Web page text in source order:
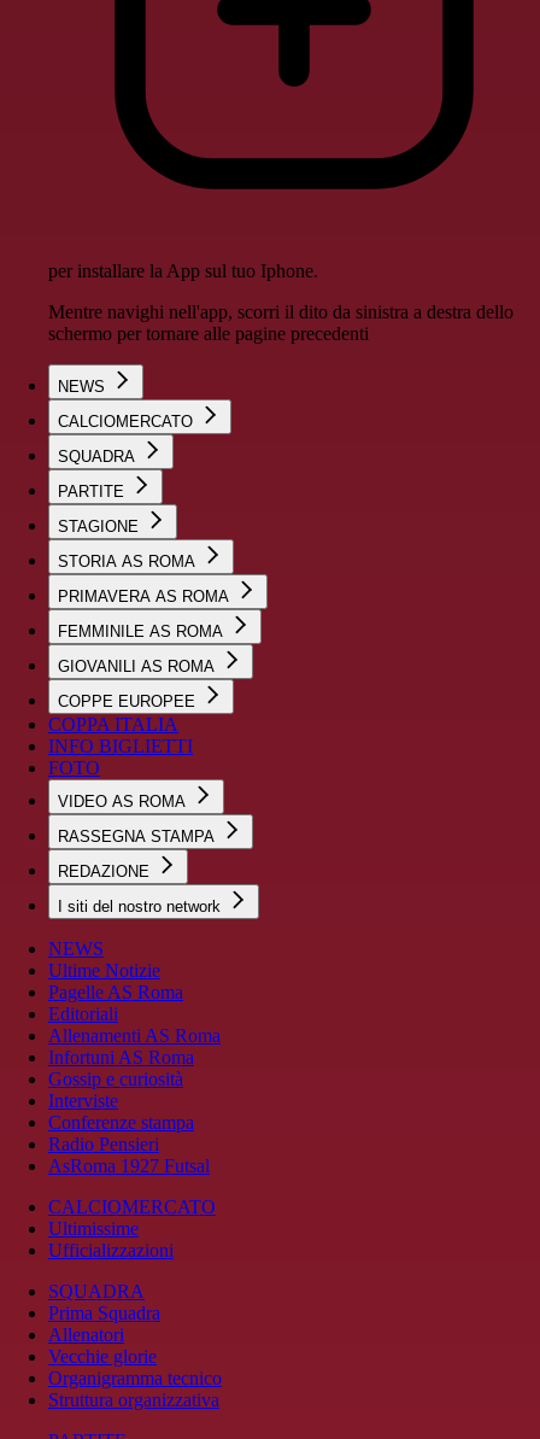
per installare la App sul tuo Iphone.
Mentre navighi nell'app, scorri il dito da sinistra a destra dello
schermo per tornare alle pagine precedenti
NEWS
CALCIOMERCATO
SQUADRA
PARTITE
STAGIONE
STORIA AS ROMA
PRIMAVERA AS ROMA
FEMMINILE AS ROMA
GIOVANILI AS ROMA
COPPE EUROPEE
COPPA ITALIA
INFO BIGLIETTI
FOTO
VIDEO AS ROMA
RASSEGNA STAMPA
REDAZIONE
I siti del nostro network
NEWS
Ultime Notizie
Pagelle AS Roma
Editoriali
Allenamenti AS Roma
Infortuni AS Roma
Gossip e curiosità
Interviste
Conferenze stampa
Radio Pensieri
AsRoma 1927 Futsal
CALCIOMERCATO
Ultimissime
Ufficializzazioni
SQUADRA
Prima Squadra
Allenatori
Vecchie glorie
Organigramma tecnico
Struttura organizzativa